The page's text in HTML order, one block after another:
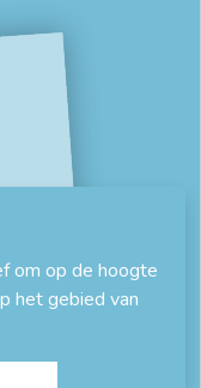
om op de hoogte
het gebied van